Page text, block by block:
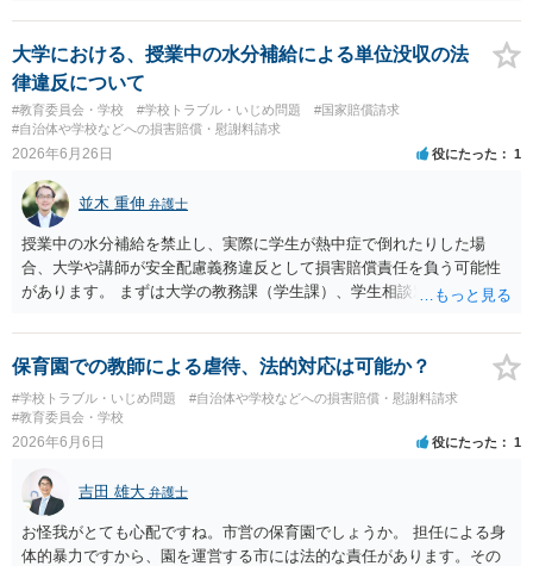
いです。そのドンキにどうしても行かないといけない理由は不明です
が、保護者に町田のドンキに連絡をして許可を貰うのが一番安全かと
思います。ご参考にしてください。
大学における、授業中の水分補給による単位没収の法
律違反について
#教育委員会・学校 #学校トラブル・いじめ問題
#国家賠償請求
#自治体や学校などへの損害賠償・慰謝料請求
2026年6月26日 役にたった 1
並木 重伸 弁護士
授業中の水分補給を禁止し、実際に学生が熱中症で倒れたりした場
合、大学や講師が安全配慮義務違反として損害賠償責任を負う可能性
があります。 まずは大学の教務課（学生課）、学生相談窓口、ハラス
大学側から教師へ指導を入れてもらうのが一番安全で確実な方法で
す。
保育園での教師による虐待、法的対応は可能か？
#学校トラブル・いじめ問題
#自治体や学校などへの損害賠償・慰謝料請求
#教育委員会・学校
2026年6月6日 役にたった 1
吉田 雄大 弁護士
お怪我がとても心配ですね。市営の保育園でしょうか。 担任による身
体的暴力ですから、園を運営する市には法的な責任があります。その